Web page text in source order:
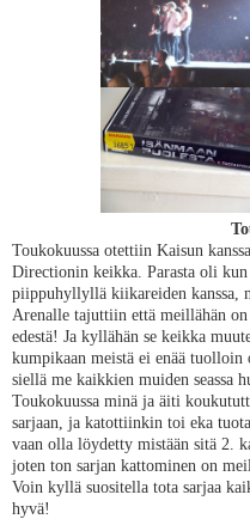
Toukokuussa otettiin Kaisun
Directionin keikka. Parasta oli
piippuhyllyllä kiikareiden kanssa,
Arenalle tajuttiin että meillähän
edestä! Ja kyllähän se keikka
kumpikaan meistä ei enää
siellä me kaikkien muiden seassa
Toukokuussa minä ja äiti
sarjaan, ja katottiinkin toi eka
vaan olla löydetty mistään sitä 2.
joten ton sarjan kattominen on
Voin kyllä suositella tota sarjaa
hyvä!